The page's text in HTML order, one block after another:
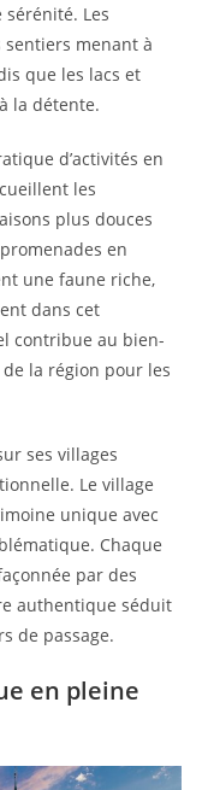
Les
menant à
que les lacs et
la détente.
d’activités en
les
plus douces
en
une faune riche,
dans cet
contribue au bien-
la région pour les
ses villages
Le village
unique avec
Chaque
par des
authentique séduit
de passage.
en pleine